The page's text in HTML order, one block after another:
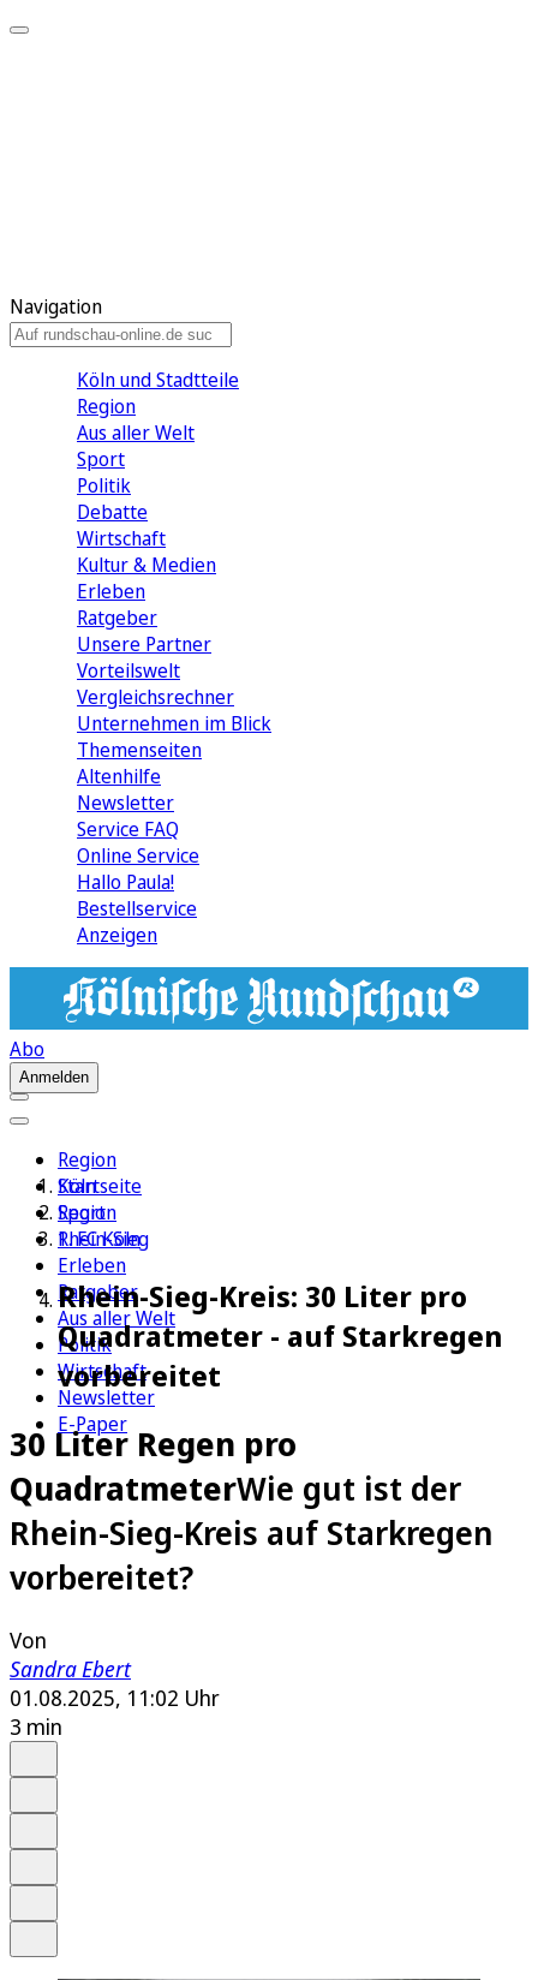
Navigation
Köln und Stadtteile
Region
Aus aller Welt
Sport
Politik
Debatte
Wirtschaft
Kultur & Medien
Erleben
Ratgeber
Unsere Partner
Vorteilswelt
Vergleichsrechner
Unternehmen im Blick
Themenseiten
Altenhilfe
Newsletter
Service FAQ
Online Service
Hallo Paula!
Bestellservice
Anzeigen
Abo
Anmelden
Region
Köln
Sport
1. FC Köln
Erleben
Ratgeber
Aus aller Welt
Politik
Wirtschaft
Newsletter
E-Paper
Startseite
Region
Rhein-Sieg
Rhein-Sieg-Kreis: 30 Liter pro
Quadratmeter - auf Starkregen
vorbereitet
30 Liter Regen pro
QuadratmeterWie gut ist der
Rhein-Sieg-Kreis auf Starkregen
vorbereitet?
Von
Sandra Ebert
01.08.2025, 11:02 Uhr
3 min